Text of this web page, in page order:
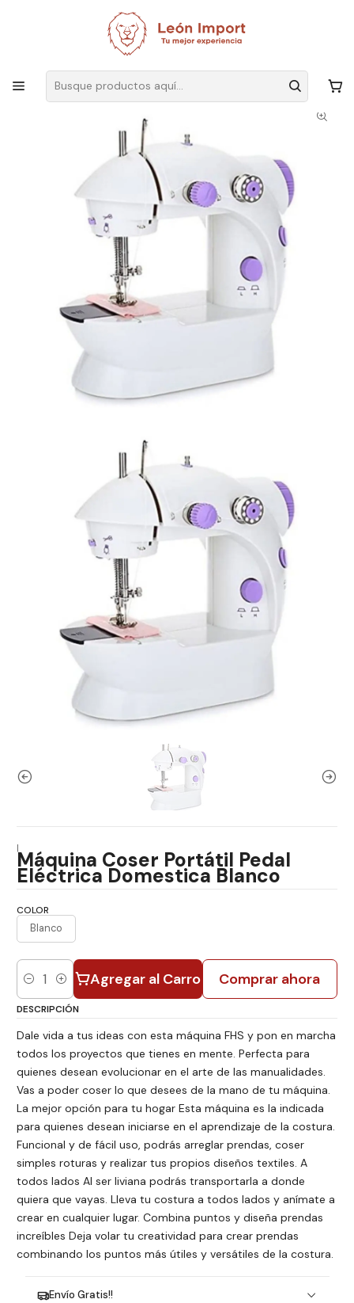
Envíos GRATIS
Dormitorio
Máquina Coser Portátil Pedal Eléctrica Domestica Blanco
|Máquina Coser Portátil Pedal
Eléctrica Domestica Blanco
COLOR
Blanco
Cantidad Agregar al Carro Comprar ahora
DESCRIPCIÓN
Dale vida a tus ideas con esta máquina FHS y pon en marcha
todos los proyectos que tienes en mente. Perfecta para
quienes desean evolucionar en el arte de las manualidades.
Vas a poder coser lo que desees de la mano de tu máquina.
La mejor opción para tu hogar Esta máquina es la indicada
para quienes desean iniciarse en el aprendizaje de la costura.
Funcional y de fácil uso, podrás arreglar prendas, coser
simples roturas y realizar tus propios diseños textiles. A
todos lados Al ser liviana podrás transportarla a donde
quiera que vayas. Lleva tu costura a todos lados y anímate a
crear en cualquier lugar. Combina puntos y diseña prendas
increíbles Deja volar tu creatividad para crear prendas
combinando los puntos más útiles y versátiles de la costura.
Envío Gratis!!